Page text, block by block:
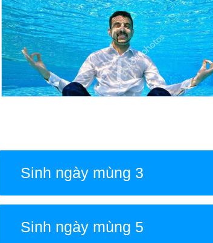
Sinh ngày mùng 3
Sinh ngày mùng 5